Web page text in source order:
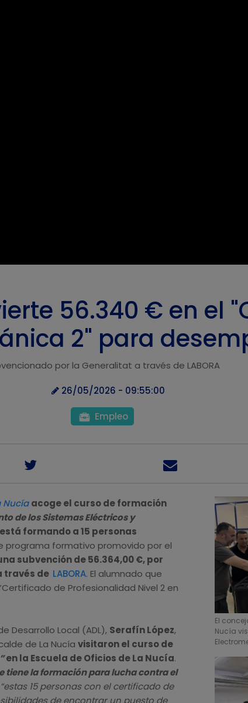
56.340 € en el
2" para
por la Generalitat a través de LABORA
26/05/2026 - 09:55:00
Empleo
Nucía acoge el curso de formación
de los Sistemas Eléctricos y
formando a 15 personas
programa formativo promovido por el
subvención de 56.364,00 €, por
través de LABORA. El alumnado que
de Profesionalidad Nivel 2 en
Desarrollo Local (ADL), Serafín López,
de La Nucía visitaron el curso de
en la Escuela de Oficios de La Nucía.
tiene la formación para lucha contra el
“estas 15 personas con el certificado de
de encontrar un puesto de
El
Nucía